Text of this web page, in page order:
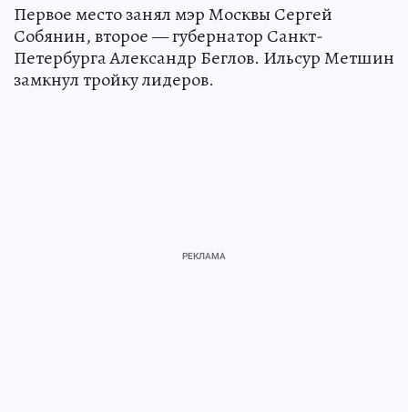
Первое место занял мэр Москвы Сергей
Собянин, второе — губернатор Санкт-
Петербурга Александр Беглов. Ильсур Метшин
замкнул тройку лидеров.